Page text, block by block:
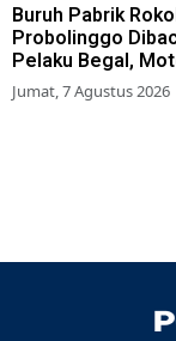
Buruh Pabrik
Probolinggo
Pelaku Begal,
Tas Amblas
Jumat, 7 Agustus 2026